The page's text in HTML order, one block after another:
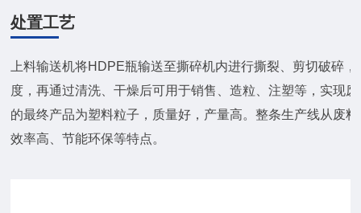
处置工艺
上料输送机将HDPE瓶输送至撕碎机内进行撕裂、剪切破碎
度，再通过清洗、干燥后可用于销售、造粒、注塑等，实现
的最终产品为塑料粒子，质量好，产量高。整条生产线从废
效率高、节能环保等特点。